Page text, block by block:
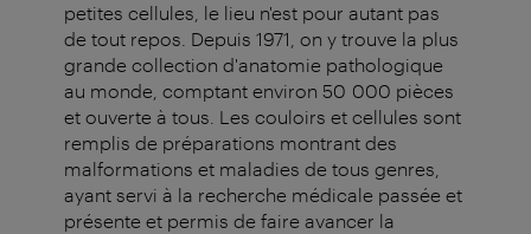
petites cellules, le lieu n'est pour autant pas
de tout repos. Depuis 1971, on y trouve la plus
grande collection d'anatomie pathologique
au monde, comptant environ 50 000 pièces
et ouverte à tous. Les couloirs et cellules sont
remplis de préparations montrant des
malformations et maladies de tous genres,
ayant servi à la recherche médicale passée et
présente et permis de faire avancer la